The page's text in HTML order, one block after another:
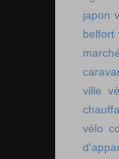
japon
belfort
marché
ville
vélo